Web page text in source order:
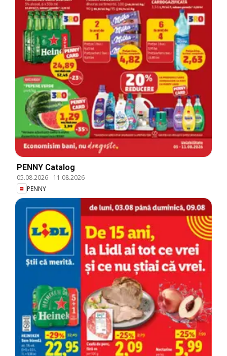
PENNY Catalog
05.08.2026- 11.08.2026
PENNY